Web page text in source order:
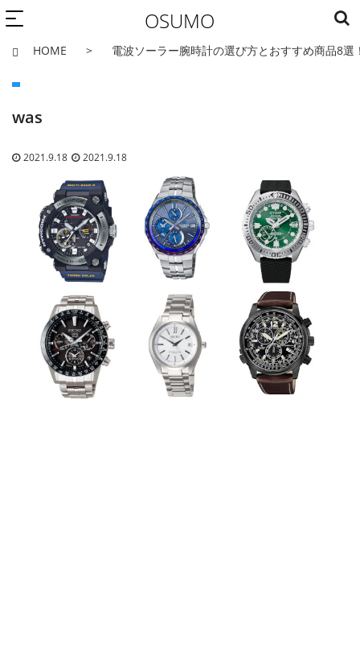
OSUMO
HOME 電波ソーラー腕時計の選び方とおすすめ商品8
was
2021.9.18 2021.9.18